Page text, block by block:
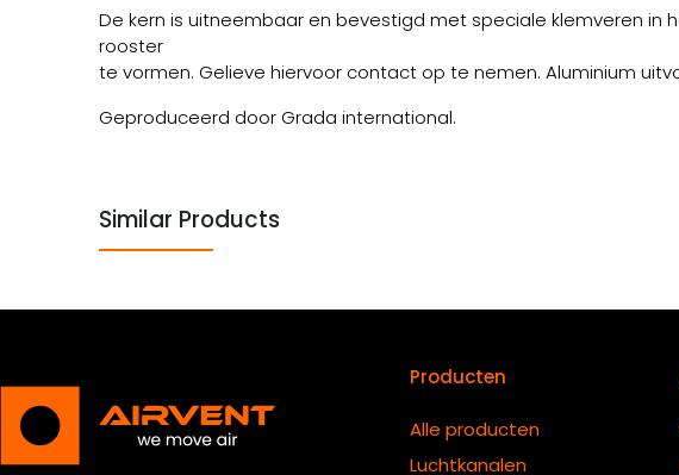
De kern is uitneembaar en bevestigd met speciale klemveren in
rooster
te vormen. Gelieve hiervoor contact op te nemen. Aluminium
Geproduceerd door Grada international.
Similar Products
Producten
Alle producten
Luchtkanalen